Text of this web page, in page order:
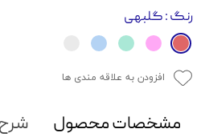
رنگ: گلبهی
افزودن به علاقه مندی ها
مشخصات محصول